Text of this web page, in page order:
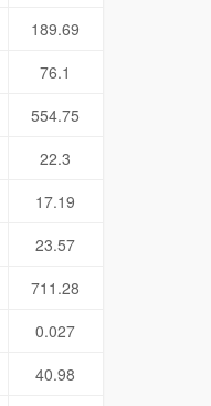
189.69
76.1
554.75
22.3
17.19
23.57
711.28
0.027
40.98